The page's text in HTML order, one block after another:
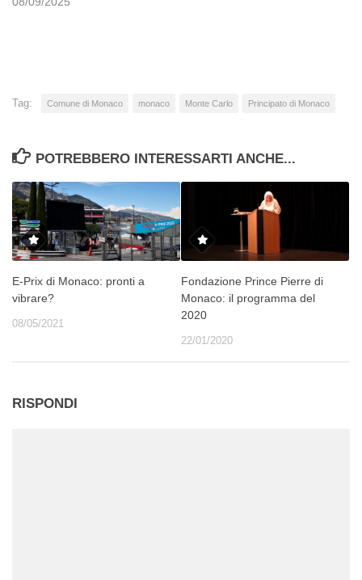
Tag: Comune di Monaco monaco Monte Carlo Principato di Monaco
POTREBBERO INTERESSARTI ANCHE...
E-Prix di Monaco: pronti a
vibrare?
08/05/2021
Fondazione Prince Pierre di
Monaco: il programma del
2020
22/01/2020
RISPONDI